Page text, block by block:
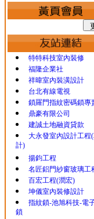
特特科技室內裝修
福隆企業社
祥暐室內裝潢設計
台北有線電視
鎖羅門指紋密碼鎖專
鼎豪有限公司
建誠土地融資貸款
大永發室內設計工程
計)
揚鈞工程
名匠鋁門紗窗玻璃工
百宏工程(潤宏)
坤儀室內裝修設計
指紋鎖-池旭科技-電
鎖